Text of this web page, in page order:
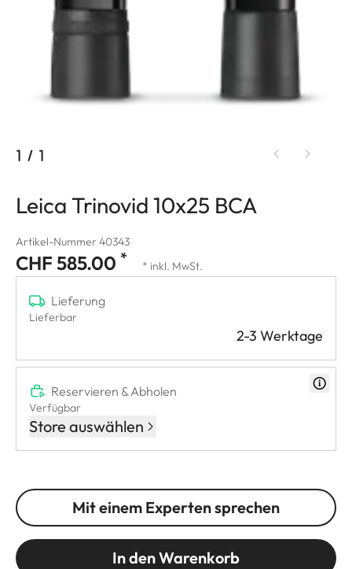
1 / 1
Leica Trinovid 10x25 BCA
Artikel-Nummer 40343
CHF 585.00 * * inkl. MwSt.
Lieferung
Lieferbar
2-3 Werktage
Reservieren & Abholen
Verfügbar
Store auswählen
Mit einem Experten sprechen
In den Warenkorb